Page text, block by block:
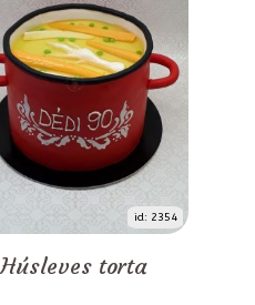
id: 2354
Húsleves torta